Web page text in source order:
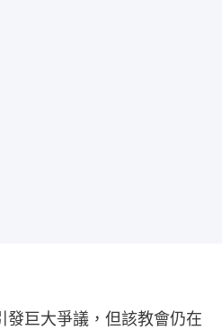
發巨大爭議，但該教會仍在